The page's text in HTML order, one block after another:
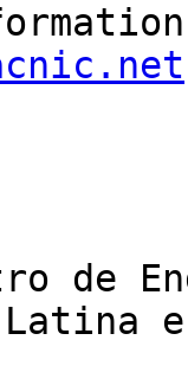
de
Latina